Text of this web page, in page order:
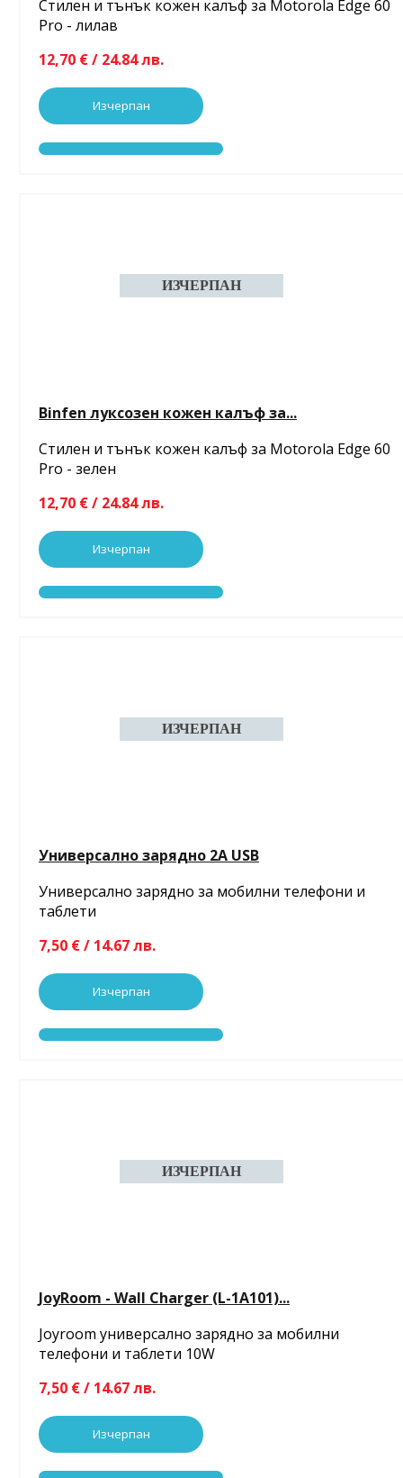
Стилен и тънък кожен калъф за Motorola Edge 60
Pro - лилав
12,70 € / 24.84 лв.
Изчерпан
Binfen луксозен кожен калъф за...
Стилен и тънък кожен калъф за Motorola Edge 60
Pro - зелен
12,70 € / 24.84 лв.
Изчерпан
Универсално зарядно 2A USB
Универсално зарядно за мобилни телефони и
таблети
7,50 € / 14.67 лв.
Изчерпан
JoyRoom - Wall Charger (L-1A101)...
Joyroom универсално зарядно за мобилни
телефони и таблети 10W
7,50 € / 14.67 лв.
Изчерпан